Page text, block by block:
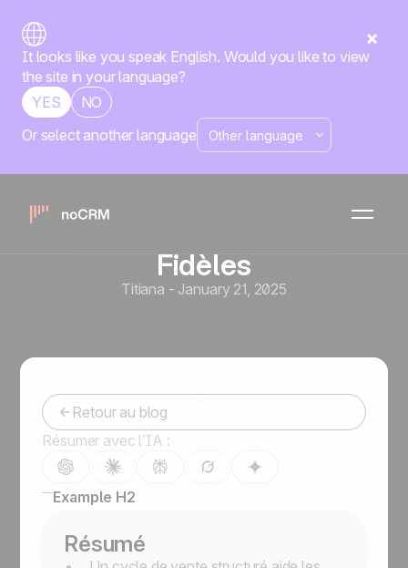
It looks like you speak English. Would you like to view
the site in your language?
YES
NO
Or select another language
Processus de vente
Cycle de Vente : Les Étapes
Clés pour Transformer vos
Fidèles
Titiana - January 21, 2025
Retour au blog
Résumer avec l’IA :
Example H2
Résumé